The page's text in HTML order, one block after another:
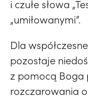
i czułe słowa
„umiłowanymi”.
Dla
pozostaje
z pomocą Boga
rozczarowania